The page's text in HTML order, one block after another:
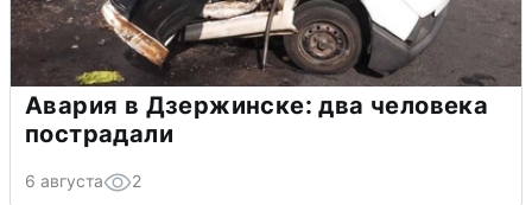
Авария в Дзержинске: два человека
пострадали
6 августа 2